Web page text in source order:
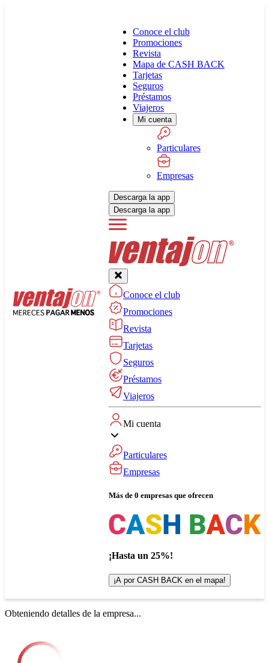
Conoce el club
Promociones
Revista
Mapa de CASH BACK
Tarjetas
Seguros
Préstamos
Viajeros
Mi cuenta
Particulares
Empresas
Descarga la app
Descarga la app
Conoce el club
Promociones
Revista
Tarjetas
Seguros
Préstamos
Viajeros
Mi cuenta
Particulares
Empresas
Más de 0 empresas que ofrecen
¡Hasta un 25%!
¡A por CASH BACK en el mapa!
Obteniendo detalles de la empresa...